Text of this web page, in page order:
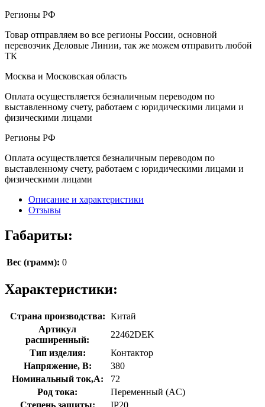
Регионы РФ
Товар отправляем во все регионы России, основной
перевозчик Деловые Линии, так же можем отправить любой
ТК
Москва и Московская область
Оплата осуществляется безналичным переводом по
выставленному счету, работаем с юридическими лицами и
физическими лицами
Регионы РФ
Оплата осуществляется безналичным переводом по
выставленному счету, работаем с юридическими лицами и
физическими лицами
Описание и характеристики
Отзывы
Габариты:
Вес (грамм): 0
Характеристики:
Страна производства: Китай
Артикул
расширенный:
22462DEK
Тип изделия:
Контактор
Напряжение, В:
380
Номинальный ток,А:
72
Род тока:
Переменный (AC)
Степень защиты:
IP20